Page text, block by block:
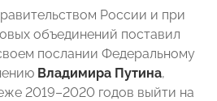
России и при
объединений поставил
послании Федеральному
Владимира Путина,
2019–2020 годов выйти на